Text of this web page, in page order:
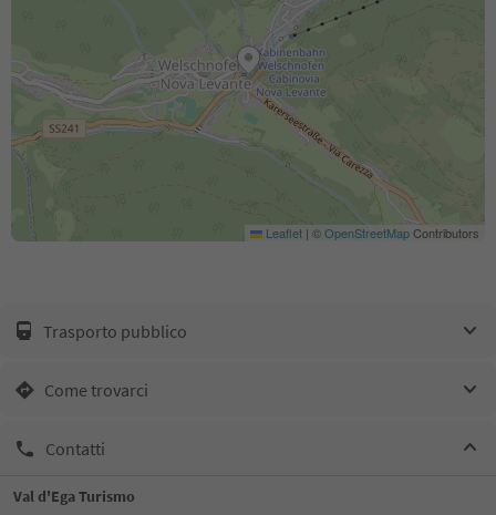
Leaflet | ©OpenStreetMapContributors
Trasporto pubblico
Come trovarci
Contatti
Val d'Ega Turismo